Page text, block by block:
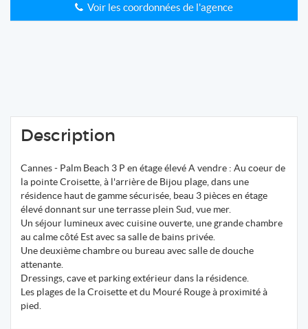
Voir les coordonnées de l'agence
Description
Cannes - Palm Beach 3 P en étage élevé A vendre : Au coeur de
la pointe Croisette, à l'arrière de Bijou plage, dans une
résidence haut de gamme sécurisée, beau 3 pièces en étage
élevé donnant sur une terrasse plein Sud, vue mer.
Un séjour lumineux avec cuisine ouverte, une grande chambre
au calme côté Est avec sa salle de bains privée.
Une deuxième chambre ou bureau avec salle de douche
attenante.
Dressings, cave et parking extérieur dans la résidence.
Les plages de la Croisette et du Mouré Rouge à proximité à
pied.